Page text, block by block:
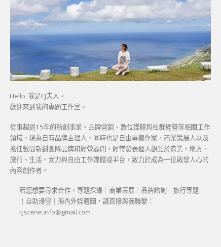
Hello, 我是CJ夫人。
歡迎來到我的專題工作室。
從事超過15年的新創事業、品牌營銷、數位媒體與社群經營等相關工作
領域，現為自有品牌主理人，同時也是自由專欄作家、商業策展人以及
擔任數間新創團隊品牌和經營顧問，經常發表個人觀點於商業、地方、
旅行、生活、女力與自由工作媒體或平台，致力於成為一位啟發人心的
內容創作者。
若您想要尋求合作，專題採編｜商業策展｜品牌諮詢｜旅行專題
｜自助滑雪｜海內外媒體團，請直接與我聯繫：
cjscene.info@gmail.com